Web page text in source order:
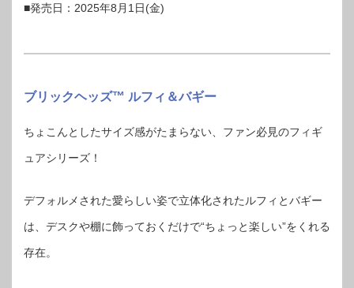
■発売日：2025年8月1日(金)
ブリックヘッズ™ ルフィ＆バギー
ちょこんとしたサイズ感がたまらない、ファン必見のフィギ
ュアシリーズ！
デフォルメされた愛らしい姿で立体化されたルフィとバギー
は、デスクや棚に飾っておくだけで“ちょっと楽しい”をくれる
存在。